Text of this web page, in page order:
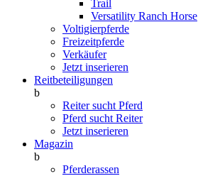
Trail
Versatility Ranch Horse
Voltigierpferde
Freizeitpferde
Verkäufer
Jetzt inserieren
Reitbeteiligungen
b
Reiter sucht Pferd
Pferd sucht Reiter
Jetzt inserieren
Magazin
b
Pferderassen